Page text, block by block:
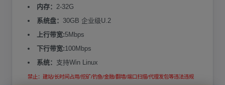
内存： 2-32G
系统盘： 30GB 企业级U.2
上行带宽:5Mbps
下行带宽:100Mbps
系统： 支持Win Linux
禁止：建站/长时间占用/挖矿/钓鱼/金融/翻墙/端口扫描/代理发包等违法违规